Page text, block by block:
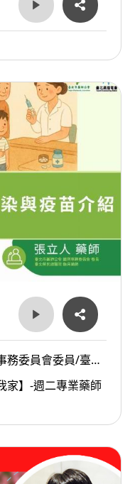
務委員會委員/臺北
家】-週二專業藥師